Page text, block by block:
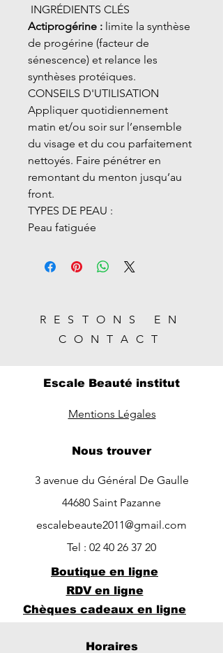
INGRÉDIENTS CLÉS
Actiprogérine : limite la synthèse
de progérine (facteur de
sénescence) et relance les
synthèses protéiques.
CONSEILS D'UTILISATION
Appliquer quotidiennement
matin et/ou soir sur l’ensemble
du visage et du cou parfaitement
nettoyés. Faire pénétrer en
remontant du menton jusqu’au
front.
TYPES DE PEAU :
Peau fatiguée
RESTONS EN
CONTACT
Escale Beauté institut
Mentions Légales
Nous trouver
3 avenue du Général De Gaulle
44680 Saint Pazanne
escalebeaute2011@gmail.com
Tel : 02 40 26 37 20
Boutique en ligne
RDV en ligne
Chèques cadeaux en ligne
Horaires